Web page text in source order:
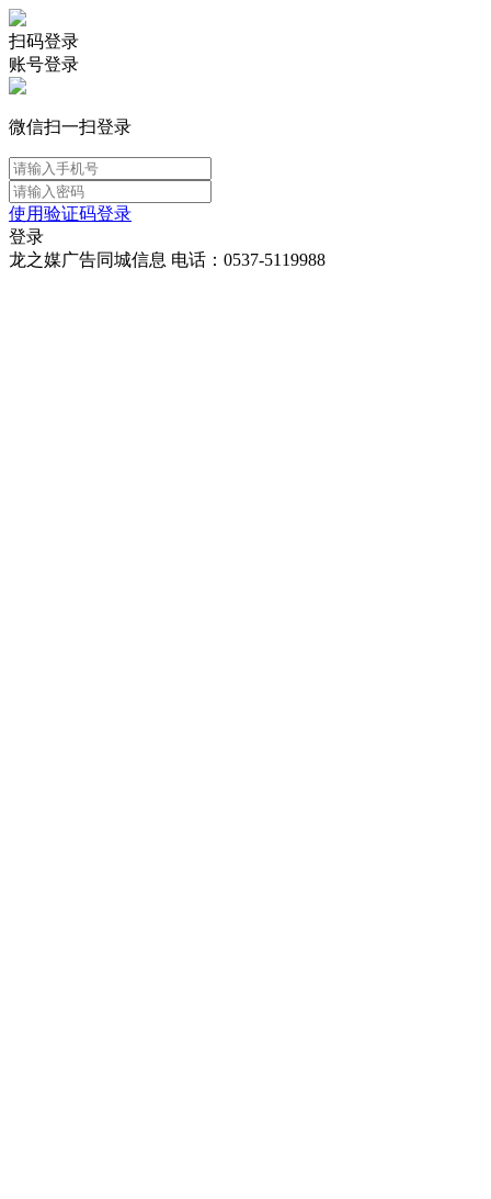
扫码登录
账号登录
微信扫一扫登录
使用验证码登录
登录
龙之媒广告同城信息 电话：0537-5119988